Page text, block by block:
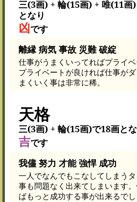
三(3画) + 輪(15画) + 唯(11画
となり
凶です
離縁 病気 事故 災難 破綻
仕事がうまくいってればプライ
プライベートが良ければ仕事が
まくいく事は非常に稀。
天格
三(3画) + 輪(15画)で18画と
吉です
我儘 努力 才能 強悍 成功
一人でなんでもこなしてしまう
事も問題なく出来てしまいます
ばもっと成功する事が出来るでし